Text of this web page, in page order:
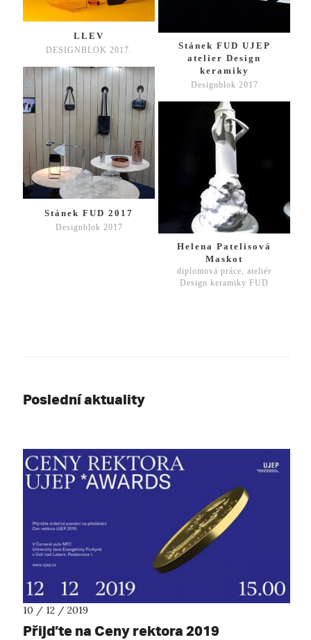
LLEV
DESIGNBLOK 2017.
Stánek FUD UJEP
atelier Design
keramiky
Designblok 2017
Stánek FUD 2017
Designblok 2017
Helena Patelisová
Maskot
diplomová práce, ateliér
Design keramiky FUD
Poslední aktuality
10 / 12 / 2019
Přijďte na Ceny rektora 2019